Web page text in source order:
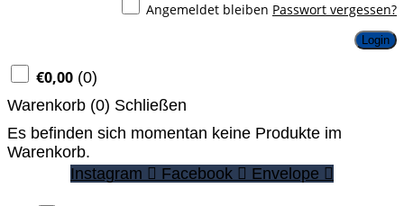
Angemeldet bleiben Passwort vergessen?
Login
€0,00 (0)
Warenkorb (0) Schließen
Es befinden sich momentan keine Produkte im
Warenkorb.
Instagram
Facebook Envelope